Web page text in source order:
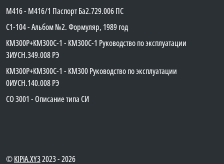
М416 - М416/1 Паспорт Ба2.729.006 ПС
C1-104 - Альбом №2. Формуляр, 1989 год
КМ300Р+КМ300С-1 - КМ300C-1 Руководство по эксплуатации
3ИУСН.349.008 РЭ
КМ300Р+КМ300С-1 - КМ300 Руководство по эксплуатации
0ИУСН.140.008 РЭ
СО 3001 - Описание типа СИ
©KIPiA.XY32023 - 2026